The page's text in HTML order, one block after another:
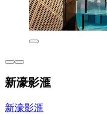
新濠影滙
新濠影滙